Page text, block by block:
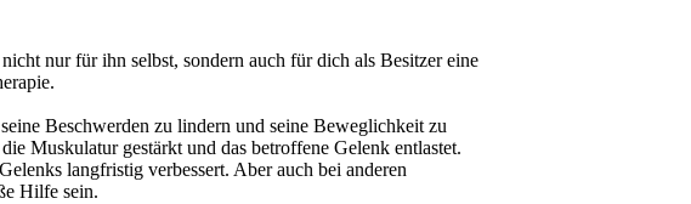
nur für ihn selbst, sondern auch für dich als Besitzer eine
Beschwerden zu lindern und seine Beweglichkeit zu
Muskulatur gestärkt und das betroffene Gelenk entlastet.
langfristig verbessert. Aber auch bei anderen
Hilfe sein.